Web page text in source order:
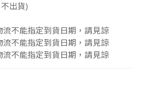
出貨)
不能指定到貨日期，請見諒
不能指定到貨日期，請見諒
不能指定到貨日期，請見諒